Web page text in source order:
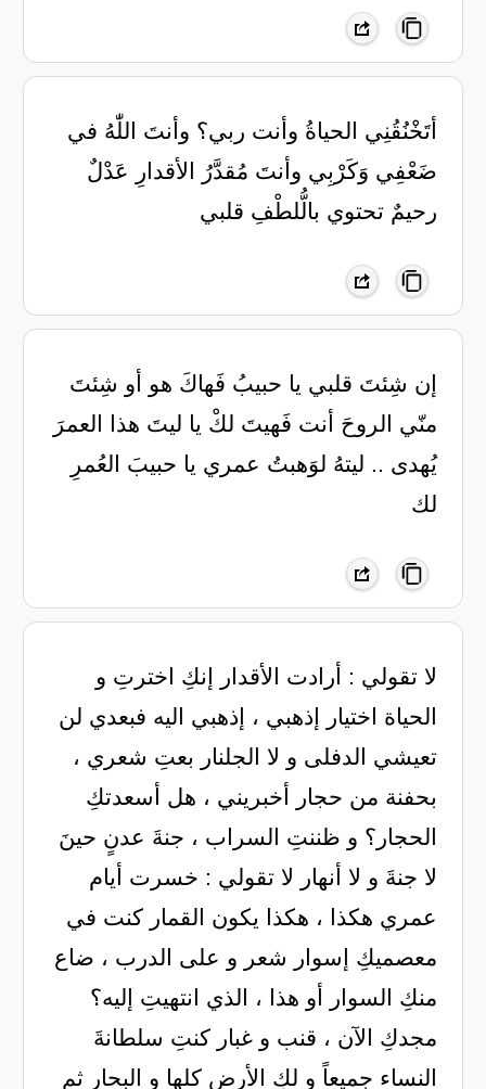
أتَخْنُقُنِي الحياةُ وأنت ربي؟ وأنتَ اللّٰهُ في
ضَعْفِي وَكَرْبِي وأنتَ مُقدَّرُ الأقدارِ عَدْلٌ
رحيمٌ تحتوي بالُّلطْفِ قلبي
‏إن شِئتَ قلبي يا حبيبُ فَهاكَ هو أو شِئتَ
منّي الروحَ أنت فَهيتَ لكْ يا ليتَ هذا العمرَ
يُهدى .. ليتهُ لوَهبتُ عمري يا حبيبَ العُمرِ
لك
لا تقولي : أرادت الأقدار إنكِ اخترتِ و
الحياة اختيار إذهبي ، إذهبي اليه فبعدي لن
تعيشي الدفلى و لا الجلنار بعتِ شعري ،
بحفنة من حجار أخبريني ، هل أسعدتكِ
الحجار؟ و ظننتِ السراب ، جنةَ عدنٍ حينَ
لا جنةَ و لا أنهار لا تقولي : خسرت أيام
عمري هكذا ، هكذا يكون القمار كنت في
معصميكِ إسوار شعر و على الدرب ، ضاع
منكِ السوار أو هذا ، الذي انتهيتِ إليه؟
مجدكِ الآن ، قنب و غبار كنتِ سلطانةَ
النساء جميعاً و لكِ الأرض كلها و البحار ثم